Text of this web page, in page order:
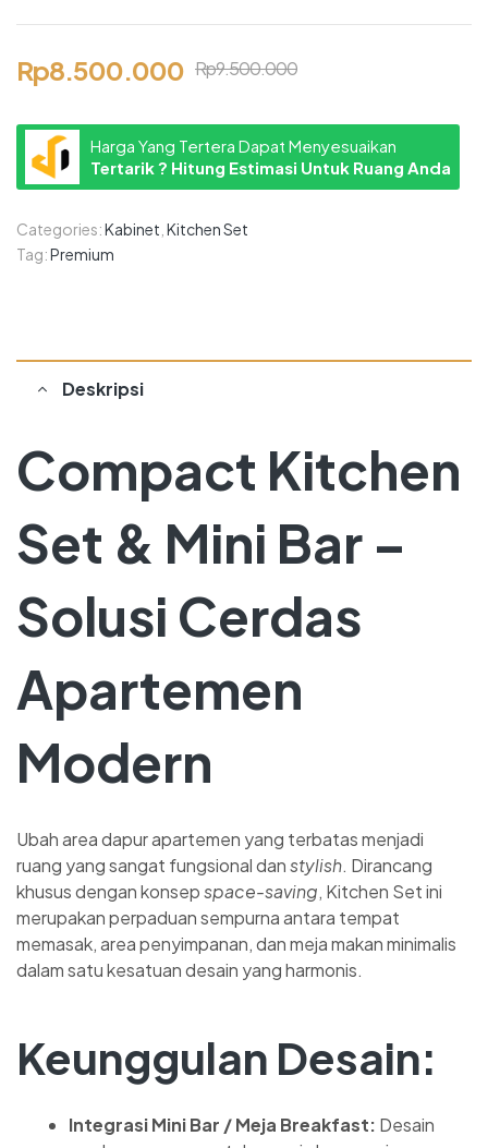
Rp9.500.000
Rp8.500.000
Harga Yang Tertera Dapat Menyesuaikan
Tertarik ? Hitung Estimasi Untuk Ruang Anda
Categories:Kabinet Kitchen Set
Tag:Premium
Deskripsi
Compact Kitchen
Set & Mini Bar –
Solusi Cerdas
Apartemen
Modern
Ubah area dapur apartemen yang terbatas menjadi
ruang yang sangat fungsional danstylish. Dirancang
khusus dengan konsepspace-saving, Kitchen Set ini
merupakan perpaduan sempurna antara tempat
memasak, area penyimpanan, dan meja makan minimalis
dalam satu kesatuan desain yang harmonis.
Keunggulan Desain:
Integrasi Mini Bar / Meja Breakfast: Desain